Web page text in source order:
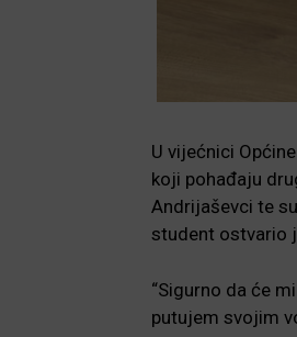
U vijećnici
koji pohađaju
Andrijaševci te
student ostvario
“Sigurno da će
putujem svojim